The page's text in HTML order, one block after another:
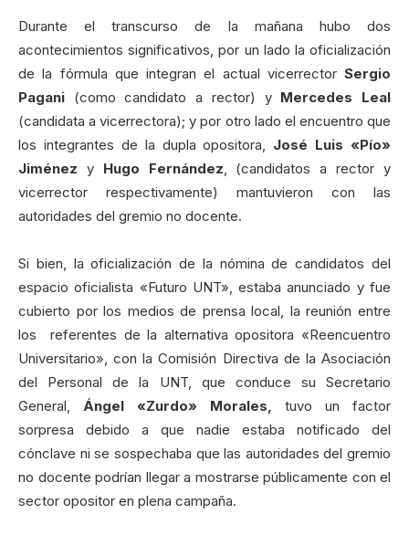
Durante el transcurso de la mañana hubo dos
acontecimientos significativos, por un lado la oficialización
de la fórmula que integran el actual vicerrector Sergio
Pagani (como candidato a rector) y Mercedes Leal
(candidata a vicerrectora); y por otro lado el encuentro que
los integrantes de la dupla opositora, José Luis «Pío»
Jiménez yHugo Fernández , (candidatos a rector y
vicerrector respectivamente) mantuvieron con las
autoridades del gremio no docente.
Si bien, la oficialización de la nómina de candidatos del
espacio oficialista «Futuro UNT», estaba anunciado y fue
cubierto por los medios de prensa local, la reunión entre
los referentes de la alternativa opositora «Reencuentro
Universitario», con la Comisión Directiva de la Asociación
del Personal de la UNT, que conduce su Secretario
General,
Ángel «Zurdo» Morales, tuvo un factor
sorpresa debido a que nadie estaba notificado del
cónclave ni se sospechaba que las autoridades del gremio
no docente podrían llegar a mostrarse públicamente con el
sector opositor en plena campaña.